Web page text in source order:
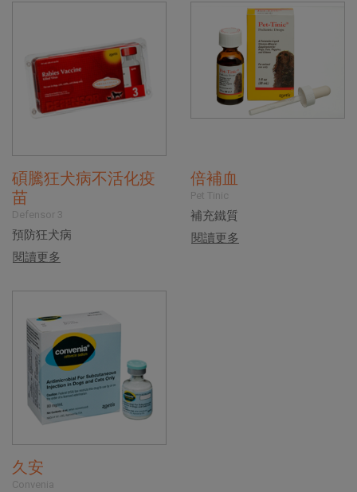
碩騰狂犬病不活化疫
苗
Defensor 3
預防狂犬病
閱讀更多
倍補血
Pet Tinic
補充鐵質
閱讀更多
久安
Convenia